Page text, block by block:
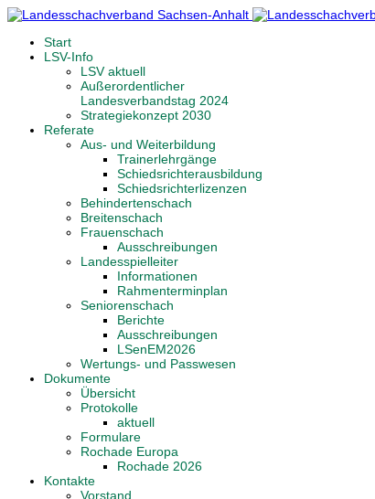
Start
LSV-Info
LSV aktuell
Außerordentlicher
Landesverbandstag 2024
Strategiekonzept 2030
Referate
Aus- und Weiterbildung
Trainerlehrgänge
Schiedsrichterausbildung
Schiedsrichterlizenzen
Behindertenschach
Breitenschach
Frauenschach
Ausschreibungen
Landesspielleiter
Informationen
Rahmenterminplan
Seniorenschach
Berichte
Ausschreibungen
LSenEM2026
Wertungs- und Passwesen
Dokumente
Übersicht
Protokolle
aktuell
Formulare
Rochade Europa
Rochade 2026
Kontakte
Vorstand